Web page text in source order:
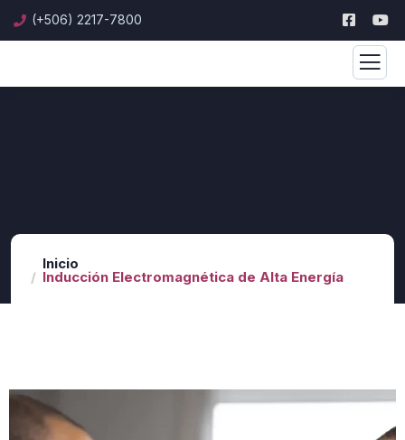
(+506) 2217-7800
Inicio
Inducción Electromagnética de Alta Energía